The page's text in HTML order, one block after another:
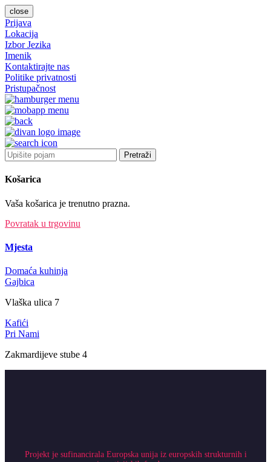
close
Prijava
Lokacija
Izbor Jezika
Imenik
Kontaktirajte nas
Politike privatnosti
Pristupačnost
Pretraži
Košarica
Vaša košarica je trenutno prazna.
Povratak u trgovinu
Mjesta
Domaća kuhinja
Gajbica
Vlaška ulica 7
Kafići
Pri Nami
Zakmardijeve stube 4
Projekt je sufinancirala Europska unija iz europskih strukturnih i